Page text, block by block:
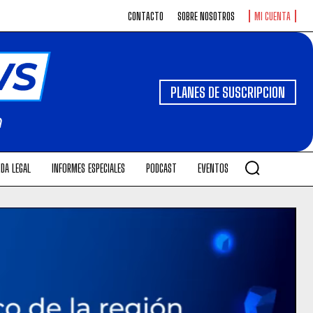
CONTACTO SOBRE NOSOTROS MI CUENTA
PLANES DE SUSCRIPCION
LEGAL INFORMES ESPECIALES PODCAST EVENTOS